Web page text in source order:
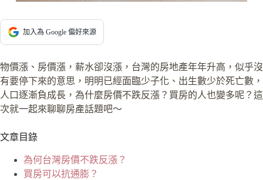
加入為 Google 偏好來源
物價漲、房價漲，薪水卻沒漲，台灣的房地產年年升高，似乎沒
有要停下來的意思，明明已經面臨少子化、出生數少於死亡數，
人口逐漸負成長，為什麼房價不跌反漲？買房的人也變多呢？這
次就一起來聊聊房產話題吧～
文章目錄
為何台灣房價不跌反漲？
買房可以抗通膨？